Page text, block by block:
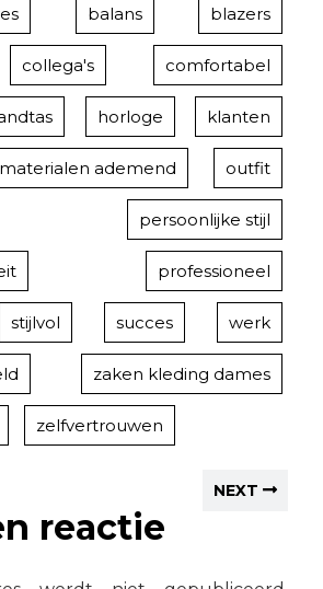
balans blazers
collega's comfortabel
horloge klanten
materialen ademend outfit
persoonlijke stijl
professioneel
stijlvol succes werk
zaken kleding dames
zelfvertrouwen
NEXT
reactie